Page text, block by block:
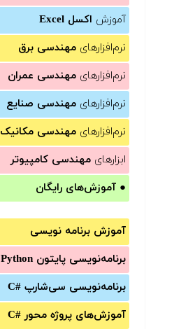
آموزش اکسل Excel
نرم‌افزارهای مهندسی برق
نرم‌افزارهای مهندسی عمران
نرم‌افزارهای مهندسی صنایع
نرم‌افزارهای مهندسی مکانیک
ابزارهای مهندسی کامپیوتر
● آموزش‌های رایگان
آموزش برنامه نویسی
برنامه‌نویسی پایتون Python
برنامه‌‌نویسی سی‌شارپ C#‎
آموزش‌های پروژه محور #C